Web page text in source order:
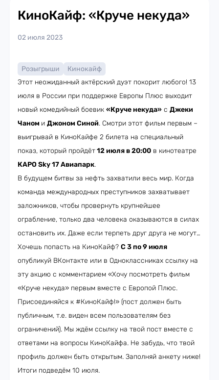
КиноКайф: «Круче некуда»
02 июля 2023
Розыгрыши
Кинокайф
Этот неожиданный актёрский дуэт покорит любого! 13
июля в России при поддержке Европы Плюс выходит
новый комедийный боевик «Круче некуда» с Джеки
Чаном и Джоном Синой. Смотри этот фильм первым –
выигрывай в КиноКайфе 2 билета на специальный
показ, который пройдёт12 июля в 20:00 в кинотеатре
КАРО Sky 17 Авиапарк.
В будущем битвы за нефть захватили весь мир. Когда
команда международных преступников захватывает
заложников, чтобы провернуть крупнейшее
ограбление, только два человека оказываются в силах
остановить их. Даже если терпеть друг друга не могут…
Хочешь попасть на КиноКайф? С 3 по 9 июля
опубликуй ВКонтакте или в Одноклассниках ссылку на
эту акцию с комментарием «Хочу посмотреть фильм
«Круче некуда» первым вместе с Европой Плюс.
Присоединяйся к #КиноКайф!» (пост должен быть
публичным, т.е. виден всем пользователям без
ограничений). Мы ждём ссылку на твой пост вместе с
ответами на вопросы КиноКайфа. Не забудь, что твой
профиль должен быть открытым. Заполняй анкету ниже!
Итоги подведём 10 июля.